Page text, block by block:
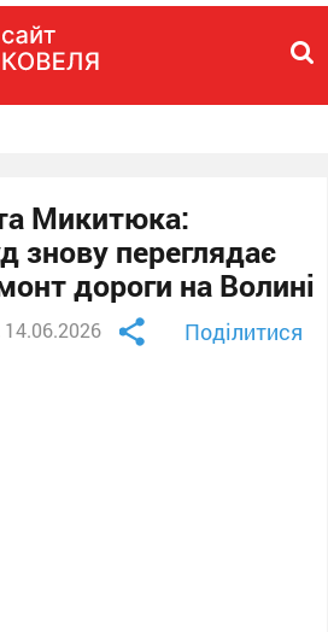
Микитюка:
знову переглядає
дороги на Волині
14.06.2026 Поділитися